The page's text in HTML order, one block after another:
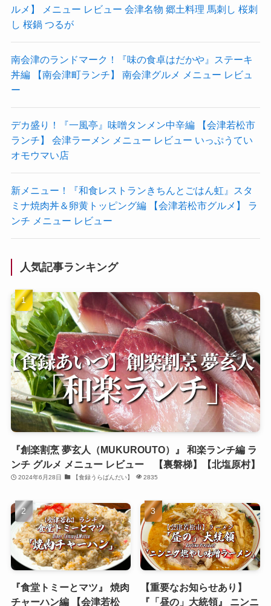
ルメ】 メニュー レビュー 会津名物 郷土料理 馬刺し 桜刺
し 桜鍋 つるが
南会津のランドマーク！『味の食卓はだかや』ステーキ
丼編 【南会津町ランチ】 南会津グルメ メニュー レビュ
ー
デカ盛り！『一風亭』味噌タンメン中辛編 【会津若松市
ランチ】 会津ラーメン メニュー レビュー いっぷうてい
オモウマい店
新メニュー！『和食レストランきちんとごはん虹』スタ
ミナ焼肉丼＆卵黄トッピング編 【会津若松市グルメ】 ラ
ンチ メニュー レビュー
人気記事ランキング
『創楽割烹 夢玄人（MUKUROUTO）』 和楽ランチ編 ラ
ンチ グルメ メニュー レビュー 【裏磐梯】【北塩原村】
2024年6月28日 【食録うらばんだい】 2835
『食堂トミーとマツ』 焼肉
チャーハン編 【会津若松
【重要なお知らせあり】
『「昼の」大統領』 ニンニ